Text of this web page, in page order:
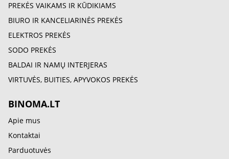
PREKĖS VAIKAMS IR KŪDIKIAMS
BIURO IR KANCELIARINĖS PREKĖS
ELEKTROS PREKĖS
SODO PREKĖS
BALDAI IR NAMŲ INTERJERAS
VIRTUVĖS, BUITIES, APYVOKOS PREKĖS
BINOMA.LT
Apie mus
Kontaktai
Parduotuvės